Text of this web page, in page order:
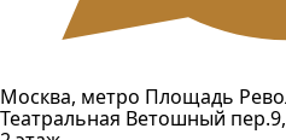
Москва, метро Площадь
Театральная Ветошный